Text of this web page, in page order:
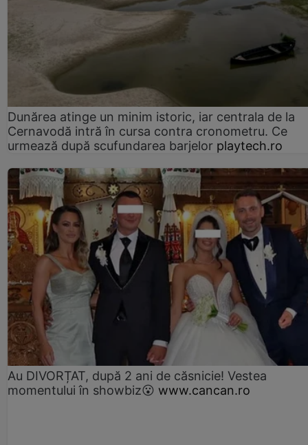
Dunărea atinge un minim istoric, iar centrala de la
Cernavodă intră în cursa contra cronometru. Ce
urmează după scufundarea barjelor playtech.ro
Au DIVORȚAT, după 2 ani de căsnicie! Vestea
momentului în showbiz😮 www.cancan.ro